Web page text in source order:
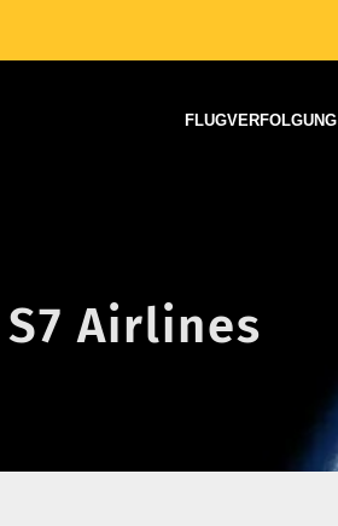
FLUGVERFOLGUNG
Airlines